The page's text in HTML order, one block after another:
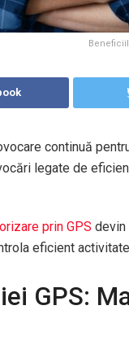
continuă
legate de
prin GPS devin
eficient
GPS: